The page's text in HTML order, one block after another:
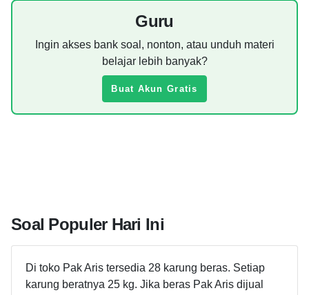
Guru
Ingin akses bank soal, nonton, atau unduh materi
belajar lebih banyak?
Buat Akun Gratis
Soal Populer Hari Ini
Di toko Pak Aris tersedia 28 karung beras. Setiap
karung beratnya 25 kg. Jika beras Pak Aris dijual